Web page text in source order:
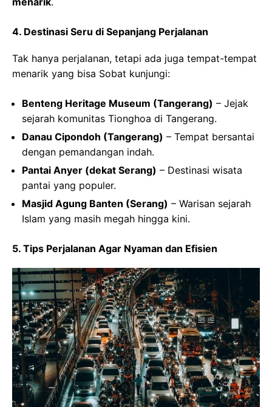
4. Destinasi Seru di Sepanjang Perjalanan
Tak hanya perjalanan, tetapi ada juga tempat-tempat
menarik yang bisa Sobat kunjungi:
Benteng Heritage Museum (Tangerang) – Jejak
sejarah komunitas Tionghoa di Tangerang.
Danau Cipondoh (Tangerang) – Tempat bersantai
dengan pemandangan indah.
Pantai Anyer (dekat Serang) – Destinasi wisata
pantai yang populer.
Masjid Agung Banten (Serang) – Warisan sejarah
Islam yang masih megah hingga kini.
5. Tips Perjalanan Agar Nyaman dan Efisien